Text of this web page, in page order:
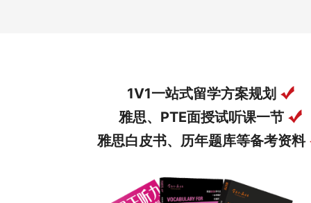
1V1一站式留学方案规划
雅思、PTE面授试听课一节
雅思白皮书、历年题库等备考资料